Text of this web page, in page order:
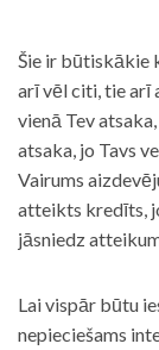
Šie ir būtiskākie
arī vēl citi, tie arī
vienā Tev
atsaka, jo Tavs
Vairums
atteikts kredīts,
jāsniedz
Lai vispār būtu
nepieciešams